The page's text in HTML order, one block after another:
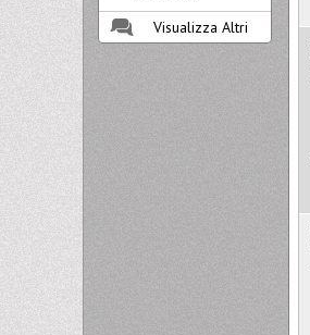
Visualizza Altri